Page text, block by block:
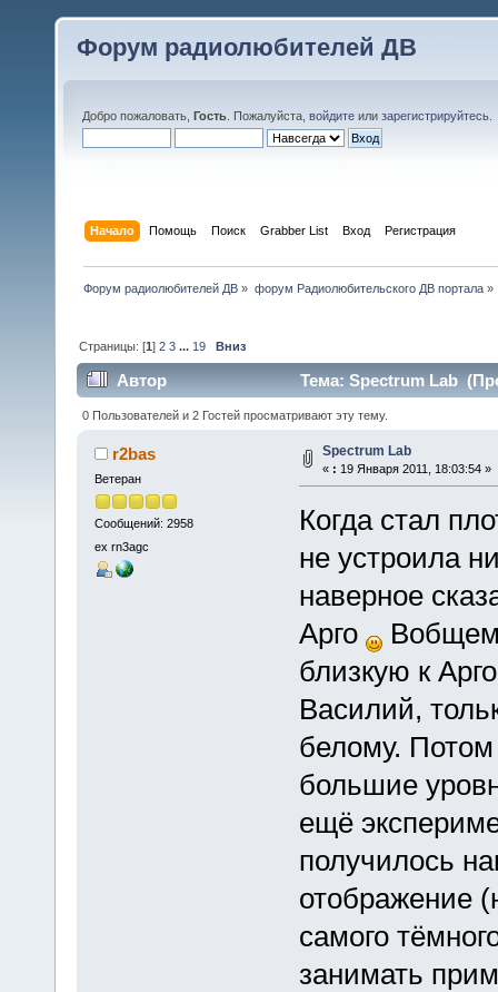
Форум радиолюбителей ДВ
Добро пожаловать, Гость . Пожалуйста, войдите или зарегистрируйтесь
Начало Помощь Поиск Grabber List Вход Регистрация
Форум радиолюбителей ДВ » форум Радиолюбительского ДВ портала»
Страницы: [1]2 3 ... 19 Вниз
Автор Тема: Spectrum Lab
0 Пользователей и 2 Гостей просматривают эту тему.
r2bas
Ветеран
Сообщений: 2958
ex rn3agc
Spectrum Lab
« : 19 Января 2011, 18:03:54 »
Когда стал
не устроила
наверное
Арго
Вобщем,
близкую к
Василий,
белому.
большие
ещё
получилось
отображение
самого
занимать